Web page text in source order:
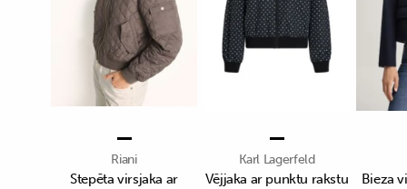
Riani
Stepēta virsjaka ar
Karl Lagerfeld
Vējjaka ar punktu rakstu
Bieza